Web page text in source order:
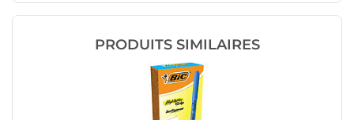
PRODUITS SIMILAIRES